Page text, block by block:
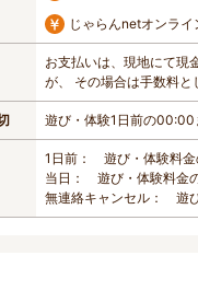
じゃらんnetオンラ
お支払いは、現地にて現
が、 その場合は手数料と
遊び・体験1日前の00:00
1日前： 遊び・体験料金
当日： 遊び・体験料金
無連絡キャンセル： 遊